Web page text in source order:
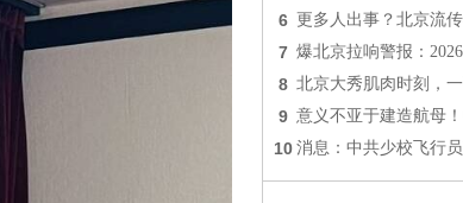
6 更多人出事？北京流
7 爆北京拉响警报：
8 北京大秀肌肉时刻，
9 意义不亚于建造航母
10 消息：中共少校飞行